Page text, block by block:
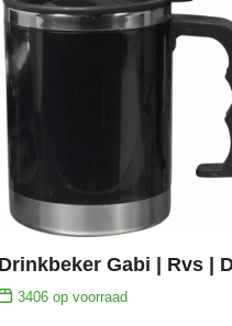
3406 op voorraad